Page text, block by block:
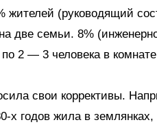
жителей (руководящий
две семьи. 8%
2 — 3 человека в
свои коррективы.
х годов жила в